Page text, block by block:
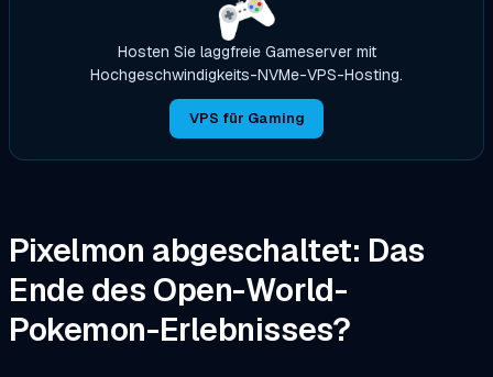
Hosten Sie laggfreie Gameserver mit
Hochgeschwindigkeits-NVMe-VPS-Hosting.
VPS für Gaming
Pixelmon abgeschaltet: Das
Ende des Open-World-
Pokemon-Erlebnisses?